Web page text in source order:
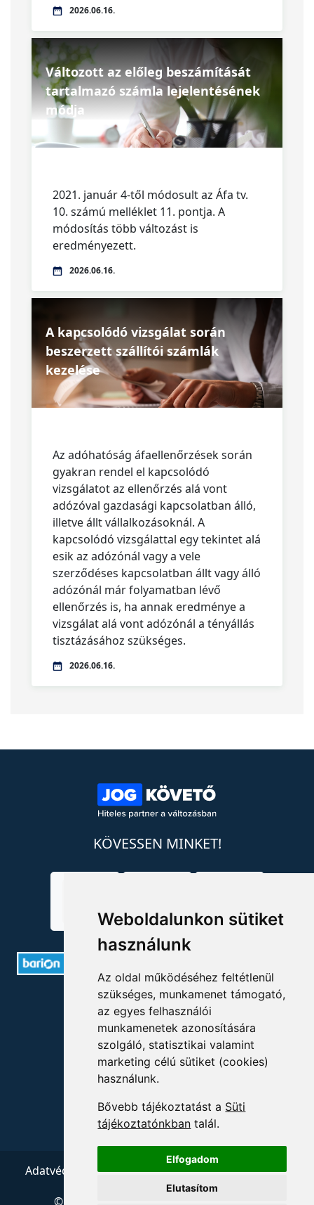
Weboldalunkon sütiket
használunk
Az oldal működéséhez feltétlenül
szükséges, munkamenet támogató,
az egyes felhasználói
munkamenetek azonosítására
szolgáló, statisztikai valamint
marketing célú sütiket (cookies)
használunk.
Bővebb tájékoztatást a Süti
tájékoztatónkban talál.
Elfogadom
Elutasítom
2026.06.16.
Változott az előleg beszámítását
tartalmazó számla lejelentésének
módja
2021. január 4-től módosult az Áfa tv.
10. számú melléklet 11. pontja. A
módosítás több változást is
eredményezett.
2026.06.16.
A kapcsolódó vizsgálat során
beszerzett szállítói számlák
kezelése
Az adóhatóság áfaellenőrzések során
gyakran rendel el kapcsolódó
vizsgálatot az ellenőrzés alá vont
adózóval gazdasági kapcsolatban álló,
illetve állt vállalkozásoknál. A
kapcsolódó vizsgálattal egy tekintet alá
esik az adózónál vagy a vele
szerződéses kapcsolatban állt vagy álló
adózónál már folyamatban lévő
ellenőrzés is, ha annak eredménye a
vizsgálat alá vont adózónál a tényállás
tisztázásához szükséges.
2026.06.16.
KÖVESSEN MINKET!
ELÉRHETŐSÉGEK
+36 1 880 7600
info@mprx.hu
Adatvédelem ÁSZF Impresszum
Kapcsolat
© 2026 Copyright: